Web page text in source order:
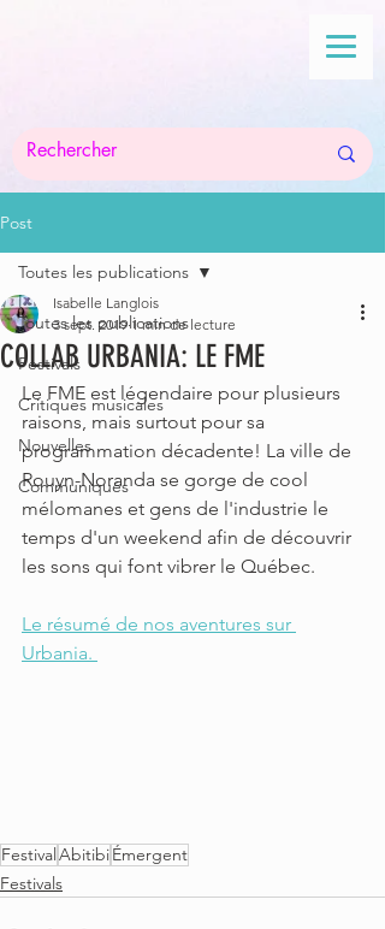
Post
Toutes les publications
Festivals
Critiques musicales
Nouvelles
Communiqués
Toutes les publications
COLLAB URBANIA: LE FME
Isabelle Langlois
3 sept. 2019 1 min de lecture
Le FME est légendaire pour plusieurs
raisons, mais surtout pour sa
programmation décadente! La ville de
Rouyn-Noranda se gorge de cool
mélomanes et gens de l'industrie le
temps d'un weekend afin de découvrir
les sons qui font vibrer le Québec.
Le résumé de nos aventures sur
Urbania.
FestivalAbitibiÉmergent
Festivals